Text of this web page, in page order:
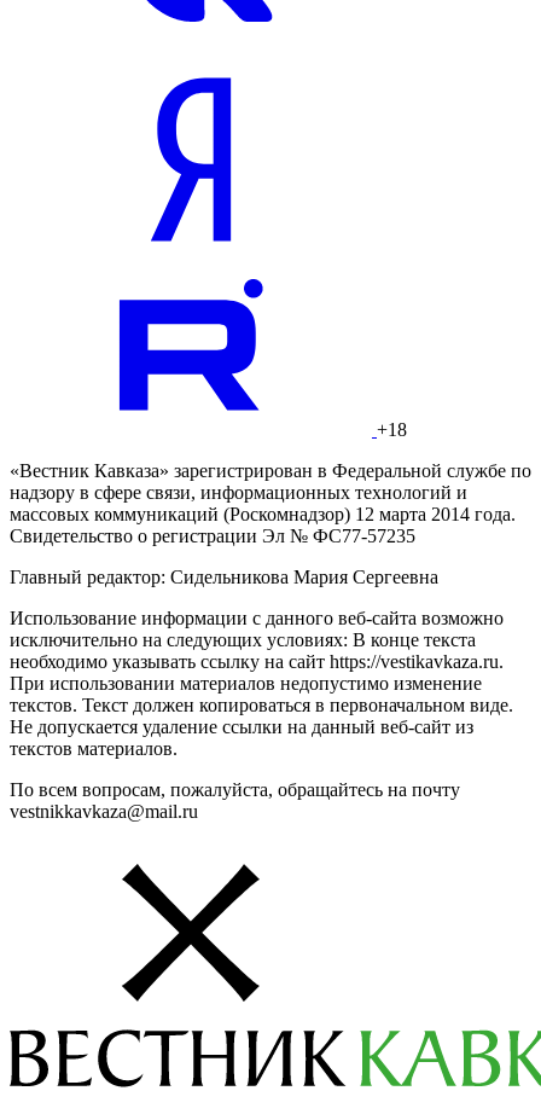
+18
«Вестник Кавказа» зарегистрирован в Федеральной службе по
надзору в сфере связи, информационных технологий и
массовых коммуникаций (Роскомнадзор) 12 марта 2014 года.
Свидетельство о регистрации Эл № ФС77-57235
Главный редактор: Сидельникова Мария Сергеевна
Использование информации с данного веб-сайта возможно
исключительно на следующих условиях: В конце текста
необходимо указывать ссылку на сайт https://vestikavkaza.ru.
При использовании материалов недопустимо изменение
текстов. Текст должен копироваться в первоначальном виде.
Не допускается удаление ссылки на данный веб-сайт из
текстов материалов.
По всем вопросам, пожалуйста, обращайтесь на почту
vestnikkavkaza@mail.ru